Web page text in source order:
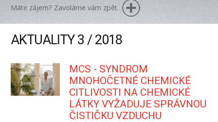
Máte zájem? Zavoláme vám zpět.
AKTUALITY 3 / 2018
MCS - SYNDROM
MNOHOČETNÉ CHEMICKÉ
CITLIVOSTI NA CHEMICKÉ
LÁTKY VYŽADUJE SPRÁVNOU
ČISTIČKU VZDUCHU